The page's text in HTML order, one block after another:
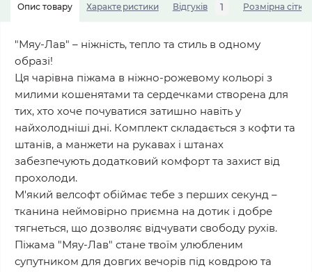
Опис товару Характеристики Відгуків 1 Розмірна сітка
"Мяу-Лав" – ніжність, тепло та стиль в одному
образі!
Ця чарівна піжама в ніжно-рожевому кольорі з
милими кошенятами та сердечками створена для
тих, хто хоче почуватися затишно навіть у
найхолодніші дні. Комплект складається з кофти та
штанів, а манжети на рукавах і штанах
забезпечують додатковий комфорт та захист від
прохолоди.
М'який велсофт обіймає тебе з перших секунд –
тканина неймовірно приємна на дотик і добре
тягнеться, що дозволяє відчувати свободу рухів.
Піжама "Мяу-Лав" стане твоїм улюбленим
супутником для довгих вечорів під ковдрою та